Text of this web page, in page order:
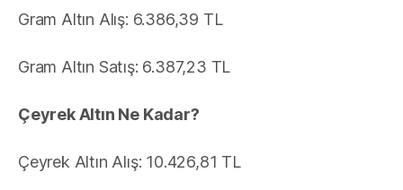
Gram Altın Alış: 6.386,39 TL
Gram Altın Satış: 6.387,23 TL
Çeyrek Altın Ne Kadar?
Çeyrek Altın Alış: 10.426,81 TL